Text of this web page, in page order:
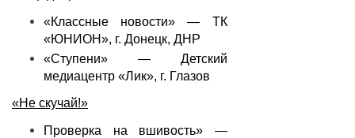
«Классные новости» — ТК
«ЮНИОН», г. Донецк, ДНР
«Ступени» — Детский
медиацентр «Лик», г. Глазов
«Не скучай!»
Проверка на вшивость» —